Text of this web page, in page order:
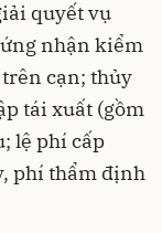
quyết vụ
nhận kiểm
cạn; thủy
tái xuất (gồm
lệ phí cấp
phí thẩm định